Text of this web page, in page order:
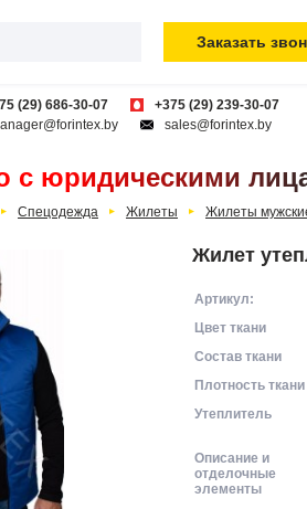
Заказать
(29) 686-30-07
+375 (29) 239-30-07
sales@forintex.by
с юридическими
Спецодежда Жилеты Жилеты
Жилет
Артикул:
Цвет ткани
Состав ткани
Плотность ткани
Утеплитель
Описание и
отделочные
элементы